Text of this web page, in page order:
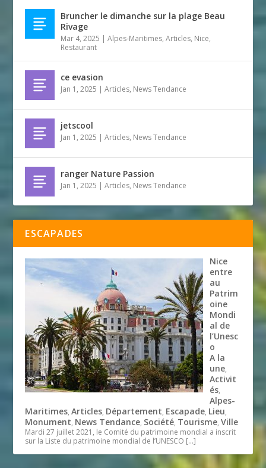
Bruncher le dimanche sur la plage Beau
Rivage
Mar 4, 2025 |Alpes-Maritimes,Articles, Nice,
Restaurant
ce evasion
Jan 1, 2025 |Articles, News Tendance
jetscool
Jan 1, 2025 |Articles, News Tendance
ranger Nature Passion
Jan 1, 2025 |Articles, News Tendance
ESCAPADES
Nice
entre
au
Patrim
oine
Mondi
al de
l’Unesc
o
A la
une,
Activit
és,
Alpes-
Maritimes,Articles, Département, Escapade, Lieu,
Monument, News Tendance, Société, Tourisme,Ville
Mardi 27 juillet 2021, le Comité du patrimoine mondial a inscrit
sur la Liste du patrimoine mondial de l’UNESCO […]